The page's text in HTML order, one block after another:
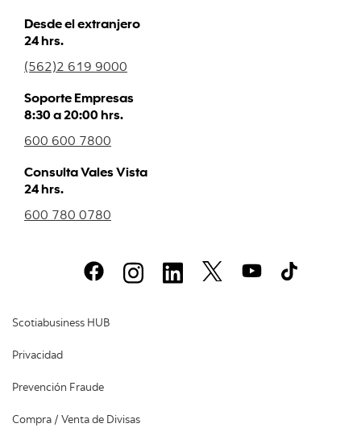
Desde el extranjero
24 hrs.
(562)2 619 9000
Soporte Empresas
8:30 a 20:00 hrs.
600 600 7800
Consulta Vales Vista
24 hrs.
600 780 0780
Scotiabusiness HUB
Privacidad
Prevención Fraude
Compra / Venta de Divisas